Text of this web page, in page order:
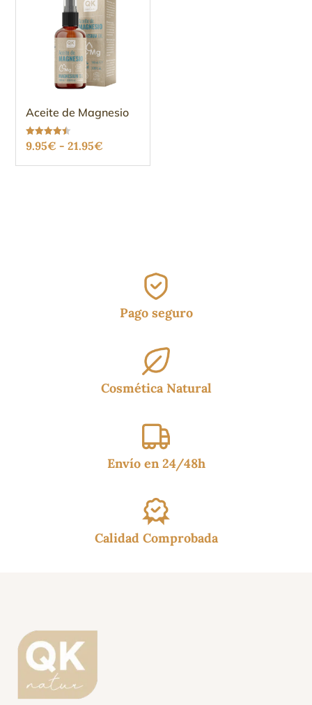
Aceite de Magnesio
Valorado
con
de 5
9.95€ - 21.95€
de
Pago seguro
Cosmética Natural
Envío en 24/48h
Calidad Comprobada